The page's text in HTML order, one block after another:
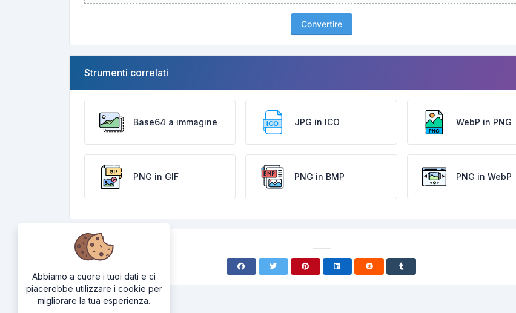
Convertire
Strumenti correlati
Base64 a immagine JPG in ICO WebP in PNG
PNG in GIF PNG in BMP PNG in WebP
Abbiamo a cuore i tuoi dati e ci
piacerebbe utilizzare i cookie per
migliorare la tua esperienza.